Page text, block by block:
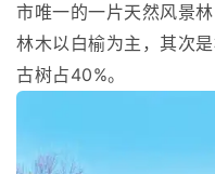
市唯一的一片天然风景
林木以白榆为主，其次
古树占40%。